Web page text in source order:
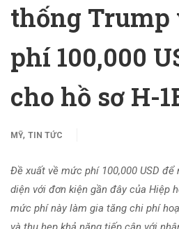
thống Trump
phí 100,000
cho hồ sơ H-
MỸ, TIN TỨC
Đề xuất về mức phí 100,000 USD
diện với đơn kiện gần đây của Hiệp
mức phí này làm gia tăng chi phí